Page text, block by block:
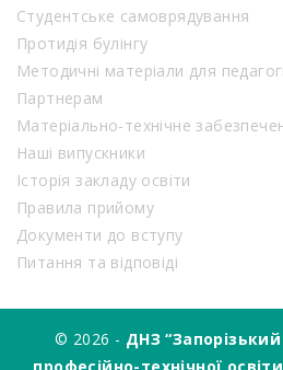
Студентське самоврядування
Протидія булінгу
Методичні матеріали для
Партнерам
Матеріально-технічне
Наші випускники
Історія закладу освіти
Правила прийому
Документи до вступу
Питання та відповіді
© 2026 - ДНЗ